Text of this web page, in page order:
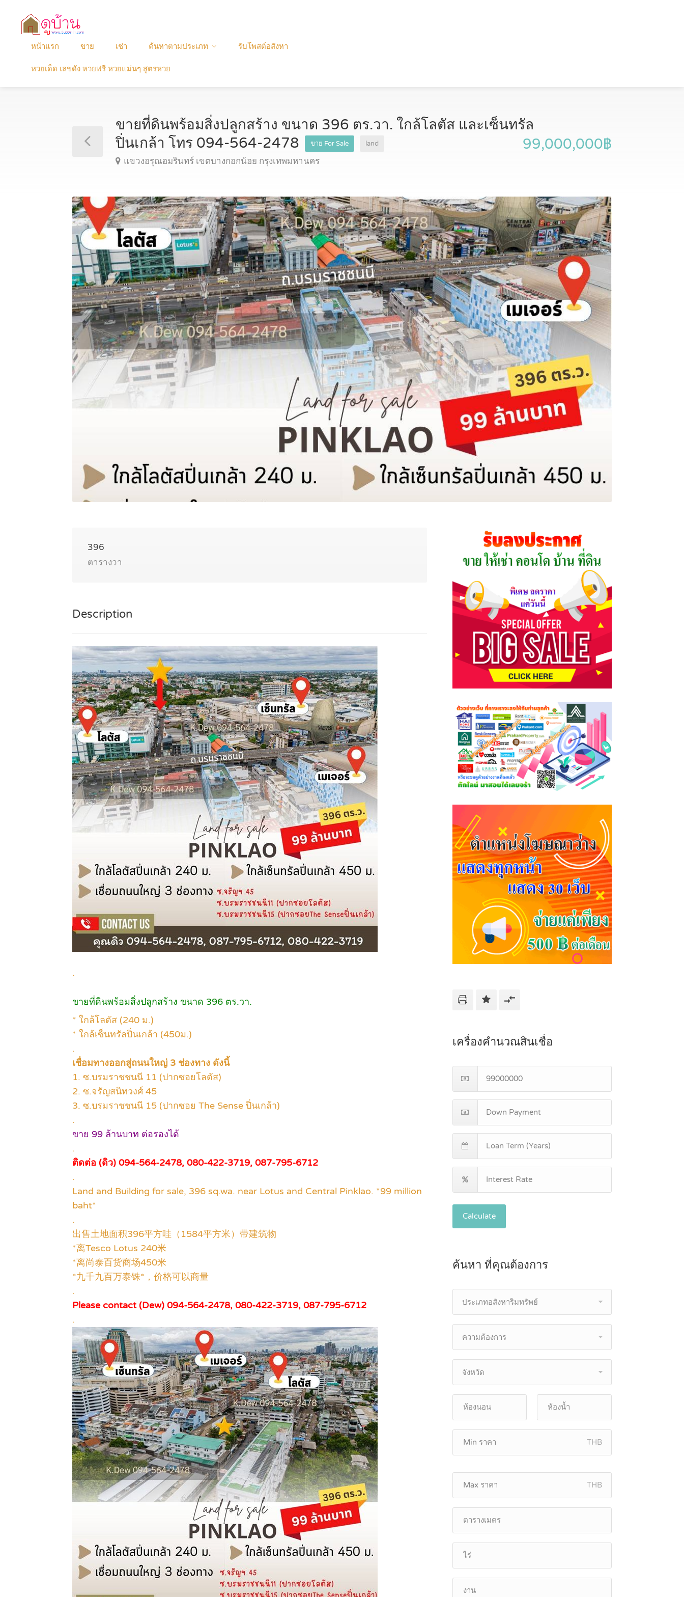
หน้าแรก ขาย เช่า ค้นหาตามประเภท รับโพสต์อสังหา
หวยเด็ด เลขดัง หวยฟรี หวยแม่นๆ สูตรหวย
ขายที่ดินพร้อมสิ่งปลูกสร้าง ขนาด 396 ตร.วา. ใกล้โลตัส และเซ็นทรัล
ปิ่นเกล้า โทร 094-564-2478
ขาย For Sale land
แขวงอรุณอมรินทร์ เขตบางกอกน้อย กรุงเทพมหานคร
99,000,000฿
396
ตารางวา
Description
.
ขายที่ดินพร้อมสิ่งปลูกสร้าง ขนาด 396 ตร.วา.
* ใกล้โลตัส (240 ม.)
* ใกล้เซ็นทรัลปิ่นเกล้า (450ม.)
.
เชื่อมทางออกสู่ถนนใหญ่ 3 ช่องทาง ดังนี้
1. ซ.บรมราชชนนี 11 (ปากซอยโลตัส)
2. ซ.จรัญสนิทวงศ์ 45
3. ซ.บรมราชชนนี 15 (ปากซอย The Sense ปิ่นเกล้า)
.
ขาย 99 ล้านบาท ต่อรองได้
.
ติดต่อ (ดิว) 094-564-2478, 080-422-3719, 087-795-6712
.
Land and Building for sale, 396 sq.wa. near Lotus and Central Pinklao. *99 million
baht*
.
出售土地面积396平方哇（1584平方米）带建筑物
*离Tesco Lotus 240米
*离尚泰百货商场450米
*九千九百万泰铢*，价格可以商量
.
Please contact (Dew) 094-564-2478, 080-422-3719, 087-795-6712
.
เครื่องคำนวณสินเชื่อ
Calculate
ค้นหา ที่คุณต้องการ
ประเภทอสังหาริมทรัพย์
ความต้องการ
จังหวัด
THB
THB